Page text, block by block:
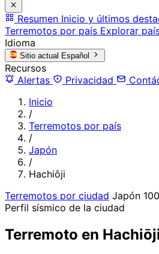
Resumen Inicio y últimos
Terremotos por país Explorar
Idioma
Sitio actual Español
Recursos
Alertas
Privacidad
Inicio
/
Terremotos por país
/
Japón
/
Hachiōji
Terremotos por ciudad Japón
Perfil sísmico de la ciudad
Terremoto en